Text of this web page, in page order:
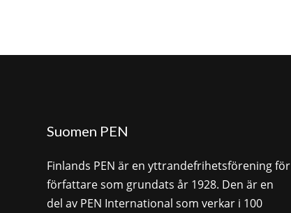
Suomen PEN
Finlands PEN är en yttrandefrihetsförening för
författare som grundats år 1928. Den är en
del av PEN International som verkar i 100